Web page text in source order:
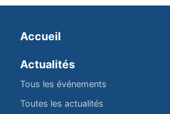
Accueil
Actualités
Tous les événements
Toutes les actualités